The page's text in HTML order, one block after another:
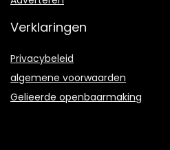
Verklaringen
Privacybeleid
algemene voorwaarden
Gelieerde openbaarmaking